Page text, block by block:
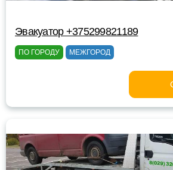
Эвакуатор +375299821189
ПО ГОРОДУ МЕЖГОРОД